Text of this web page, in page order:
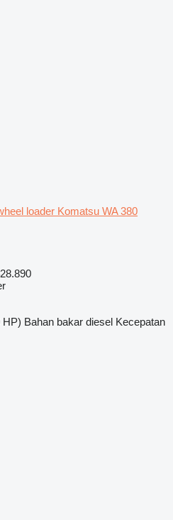
loader Komatsu WA 380
HP) Bahan bakar diesel Kecepatan